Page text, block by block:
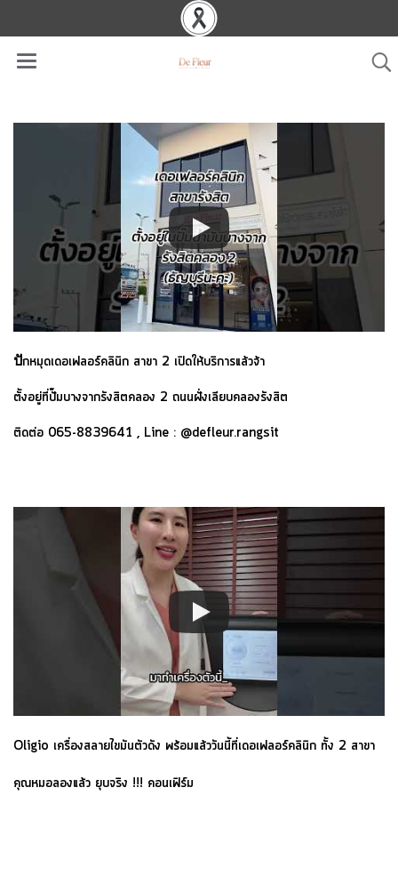
ปักหมุดเดอเฟลอร์คลินิก สาขา 2 เปิดให้บริการแล้วจ้า
ตั้งอยู่ที่ปั๊มบางจากรังสิตคลอง 2 ถนนฝั่งเลียบคลองรังสิต
ติดต่อ 065-8839641 , Line : @defleur.rangsit
Oligio เครื่องสลายไขมันตัวดัง พร้อมแล้ววันนี้ที่เดอเฟลอร์คลินิก ทั้ง 2 สาขา
คุณหมอลองแล้ว ยุบจริง !!! คอนเฟิร์ม